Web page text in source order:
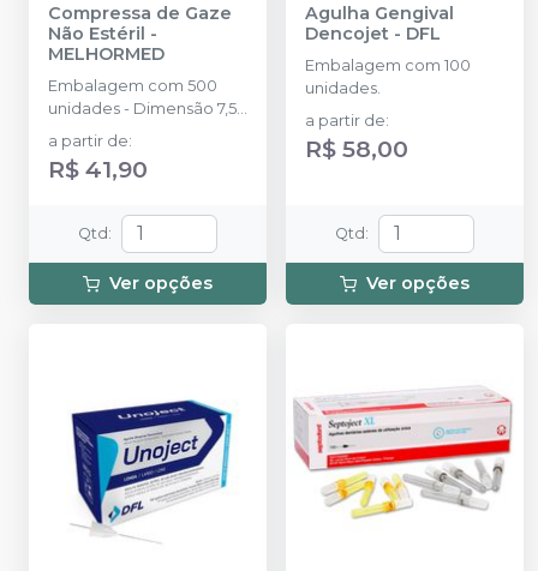
Compressa de Gaze
Não Estéril -
MELHORMED
Embalagem com 500
unidades - Dimensão 7,5
x 7,5 cm.
a partir de:
R$ 41,90
Qtd :
Ver opções
Agulha Gengival
Dencojet - DFL
Embalagem com 100
unidades.
a partir de:
R$ 58,00
Qtd :
Ver opções